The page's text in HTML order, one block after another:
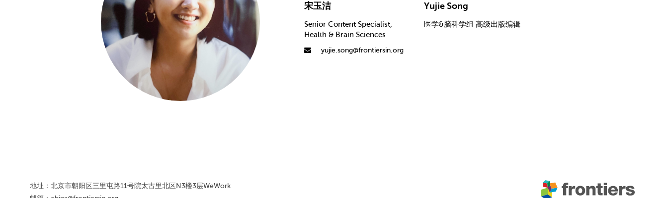
宋玉洁
Senior Content Specialist,
Health & Brain Sciences
Yujie Song
医学&脑科学组 高级出版编辑
yujie.song@frontiersin.org
地址：北京市朝阳区三里屯路11号院太古里北区N3楼3层WeWork